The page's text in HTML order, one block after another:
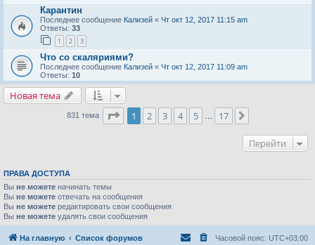
Карантин
Последнее сообщение Кализей « Чт окт 12, 2017 11:15 am
Ответы: 33
1 2 3
Что со скаляриями?
Последнее сообщение Кализей « Чт окт 12, 2017 11:09 am
Ответы: 10
Новая тема
831 тема Страница1 из
1 2 3 4 5 … 17
Перейти
ПРАВА ДОСТУПА
Вы не можете начинать темы
Вы не можете отвечать на сообщения
Вы не можете редактировать свои сообщения
Вы не можете удалять свои сообщения
На главную Список форумов Часовой пояс: UTC+03:00